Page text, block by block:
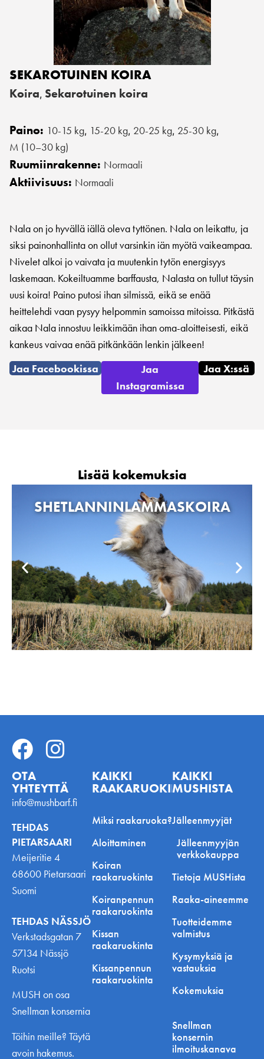
SEKAROTUINEN KOIRA
Koira, Sekarotuinen koira
Paino: 10-15 kg, 15-20 kg, 20-25 kg, 25-30 kg,
M (10–30 kg)
Ruumiinrakenne: Normaali
Aktiivisuus: Normaali
Nala on jo hyvällä iällä oleva tyttönen. Nala on leikattu, ja
siksi painonhallinta on ollut varsinkin iän myötä vaikeampaa.
Nivelet alkoi jo vaivata ja muutenkin tytön energisyys
laskemaan. Kokeiltuamme barffausta, Nalasta on tullut täysin
uusi koira! Paino putosi ihan silmissä, eikä se enää
heittelehdi vaan pysyy helpommin samoissa mitoissa. Pitkästä
aikaa Nala innostuu leikkimään ihan oma-aloitteisesti, eikä
kankeus vaivaa enää pitkänkään lenkin jälkeen!
Jaa Facebookissa
Jaa
Instagramissa
Jaa X:ssä
Lisää kokemuksia
SHETLANNINLAMMASKOIRA
OTA
YHTEYTTÄ
info@mushbarf.fi
TEHDAS
PIETARSAARI
Meijeritie 4
68600 Pietarsaari
Suomi
TEHDAS NÄSSJÖ
Verkstadsgatan 7
57134 Nässjö
Ruotsi
MUSH on osa
Snellman konsernia
Töihin meille? Täytä
avoin hakemus.
KAIKKI
RAAKARUOKINNASTA
Miksi raakaruoka?
Aloittaminen
Koiran
raakaruokinta
Koiranpennun
raakaruokinta
Kissan
raakaruokinta
Kissanpennun
raakaruokinta
KAIKKI
MUSHISTA
Jälleenmyyjät
Jälleenmyyjän
verkkokauppa
Tietoja MUSHista
Raaka-aineemme
Tuotteidemme
valmistus
Kysymyksiä ja
vastauksia
Kokemuksia
Snellman
konsernin
ilmoituskanava